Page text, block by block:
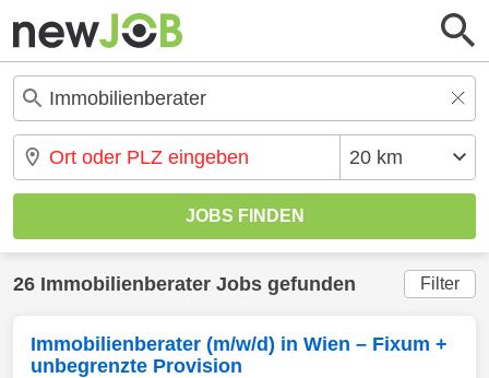
26 Immobilienberater Jobs gefunden Filter
Immobilienberater (m/w/d) in Wien – Fixum +
unbegrenzte Provision